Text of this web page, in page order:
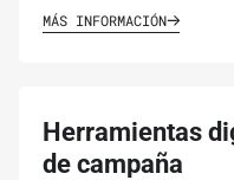
MÁS INFORMACIÓN
Herramientas
de campaña